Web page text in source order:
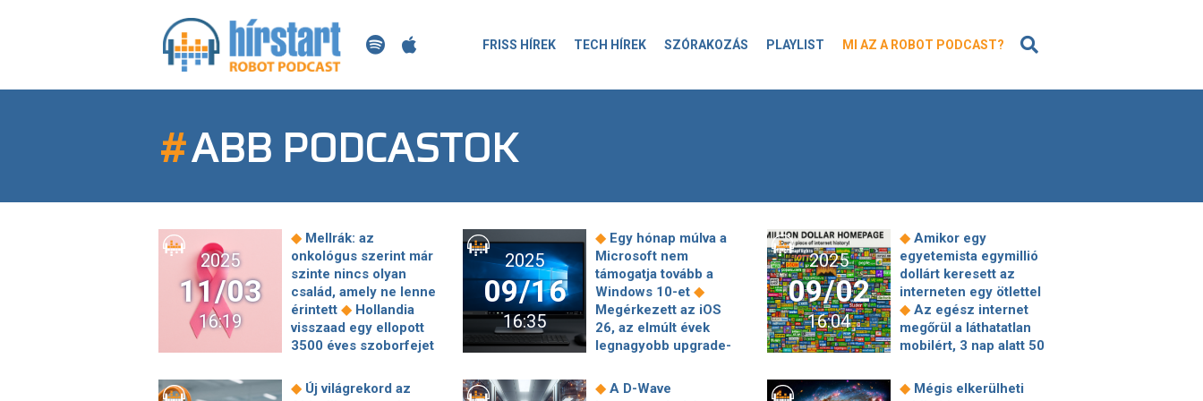
FRISS HÍREK TECH HÍREK SZÓRAKOZÁS PLAYLIST MI AZ A ROBOT PODCAST?
#ABB PODCASTOK
2025
11/03
16:19
◆ Mellrák: az
onkológus szerint már
szinte nincs olyan
család, amely ne lenne
érintett ◆ Hollandia
visszaad egy ellopott
3500 éves szoborfejet
Fegyverként használja
2025
09/16
16:35
◆ Egy hónap múlva a
Microsoft nem
támogatja tovább a
Windows 10-et ◆
Megérkezett az iOS
26, az elmúlt évek
legnagyobb upgrade-
rádiójeleket keresnek
2025
09/02
16:04
◆ Amikor egy
egyetemista egymillió
dollárt keresett az
interneten egy ötlettel
◆ Az egész internet
megőrül a láthatatlan
mobilért, 3 nap alatt 50
hozott
Elektromos
◆ Új világrekord az
◆ A D-Wave
◆ Mégis elkerülheti